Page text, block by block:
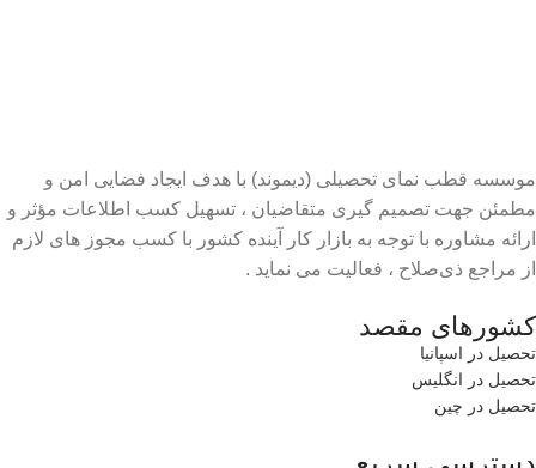
موسسه قطب نمای تحصیلی (دیموند) با هدف ایجاد فضایی امن و
مطمئن جهت تصمیم گیری متقاضیان ، تسهیل کسب اطلاعات مؤثر و
ارائه مشاوره با توجه به بازار کار آینده کشور با کسب مجوز های لازم
از مراجع ذی‌صلاح ، فعالیت می نماید .
کشورهای مقصد
تحصیل در اسپانیا
تحصیل در انگلیس
تحصیل در چین